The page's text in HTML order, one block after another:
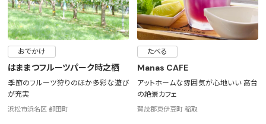
おでかけ
はままつフルーツパーク時之栖
季節のフルーツ狩りのほか多彩な遊び
が充実
浜松市浜名区 都田町
たべる
Manas CAFE
アットホームな雰囲気が心地いい 高台
の絶景カフェ
賀茂郡東伊豆町 稲取